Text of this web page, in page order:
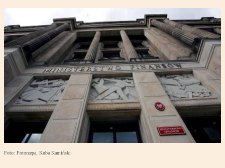
Foto: Fotorzepa, Kuba Kamiński